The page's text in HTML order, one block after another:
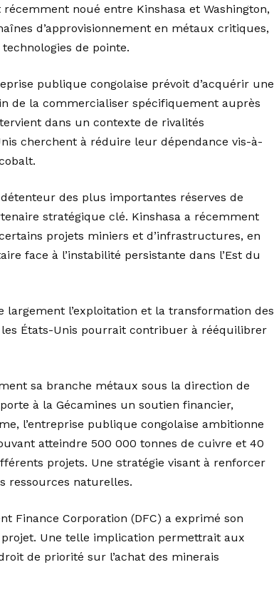
noué entre Kinshasa et Washington,
d’approvisionnement en métaux critiques,
de pointe.
publique congolaise prévoit d’acquérir une
de la commercialiser spécifiquement auprès
dans un contexte de rivalités
cherchent à réduire leur dépendance vis-à-
des plus importantes réserves de
stratégique clé. Kinshasa a récemment
projets miniers et d’infrastructures, en
face à l’instabilité persistante dans l’Est du
largement l’exploitation et la transformation des
États-Unis pourrait contribuer à rééquilibrer
sa branche métaux sous la direction de
à la Gécamines un soutien financier,
l’entreprise publique congolaise ambitionne
atteindre 500 000 tonnes de cuivre et 40
projets. Une stratégie visant à renforcer
ressources naturelles.
Finance Corporation (DFC) a exprimé son
Une telle implication permettrait aux
de priorité sur l’achat des minerais